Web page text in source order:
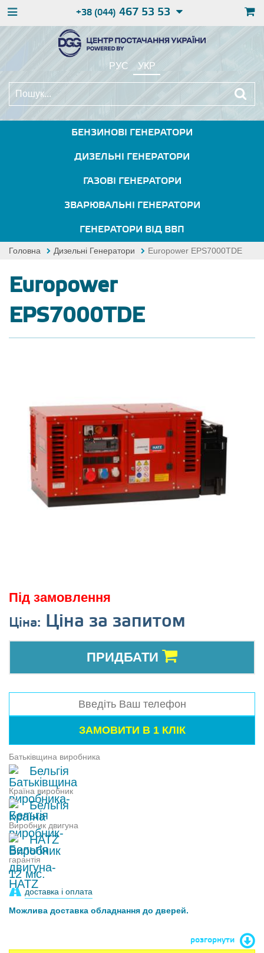
+38 (044) 467 53 53
РУС УКР
БЕНЗИНОВІ ГЕНЕРАТОРИ
ДИЗЕЛЬНІ ГЕНЕРАТОРИ
ГАЗОВІ ГЕНЕРАТОРИ
ЗВАРЮВАЛЬНІ ГЕНЕРАТОРИ
ГЕНЕРАТОРИ ВІД ВВП
Головна Дизельні Генератори Europower EPS7000TDE
Europower
EPS7000TDE
Під замовлення
Ціна: Ціна за запитом
ПРИДБАТИ
Батьківщина виробника
Бельгія
Країна виробник
Бельгія
Виробник двигуна
HATZ
гарантія
12 міс.
доставка і оплата
Можлива доставка обладнання до дверей.
розгорнути